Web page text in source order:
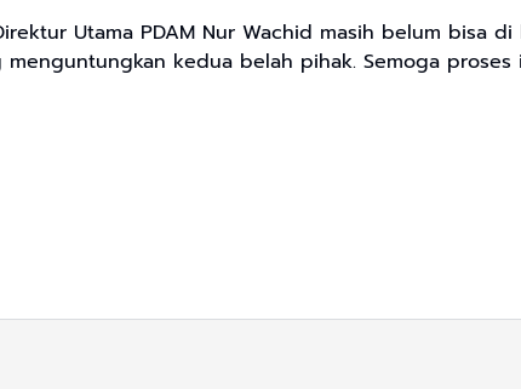
Utama PDAM Nur Wachid masih belum bisa
menguntungkan kedua belah pihak. Semoga